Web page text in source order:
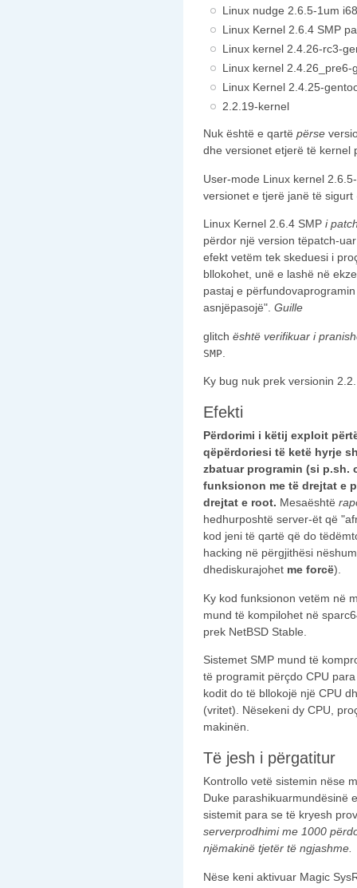
Linux nudge 2.6.5-1um
Linux Kernel 2.6.4 SMP
Linux kernel 2.4.26-rc3-
Linux kernel 2.4.26_pre6-
Linux Kernel 2.4.25-
2.2.19-kernel
Nuk është e qartë përse
dhe versionet etjerë të kernel
User-mode Linux kernel
versionet e tjerë janë të
Linux Kernel 2.6.4 SMP i
përdor një version tëpatch-
efekt vetëm tek skeduesi i
bllokohet, unë e lashë në
pastaj e
asnjëpasojë". Guille
glitch është verifikuar i
SMP
Ky bug nuk prek versionin
Efekti
Përdorimi i këtij exploit përt
qëpërdoriesi të ketë hyrje
zbatuar programin (si p.sh.
funksionon me të drejtat e p
drejtat e root. Mesaështë
hedhurposhtë server-ët që
kod jeni të qartë që do
hacking në përgjithësi
dhediskurajohet me forcë).
Ky kod funksionon vetëm në
mund të kompilohet në
prek NetBSD Stable.
Sistemet SMP mund të
të programit përçdo CPU
kodit do të bllokojë një CPU
(vritet). Nësekeni dy CPU,
makinën.
Të jesh i përgatitur
Kontrollo vetë sistemin nëse
Duke parashikuarmundësinë
sistemit para se të kryesh
serverprodhimi me 1000 p
njëmakinë tjetër të ngjashme.
Nëse keni aktivuar Magic